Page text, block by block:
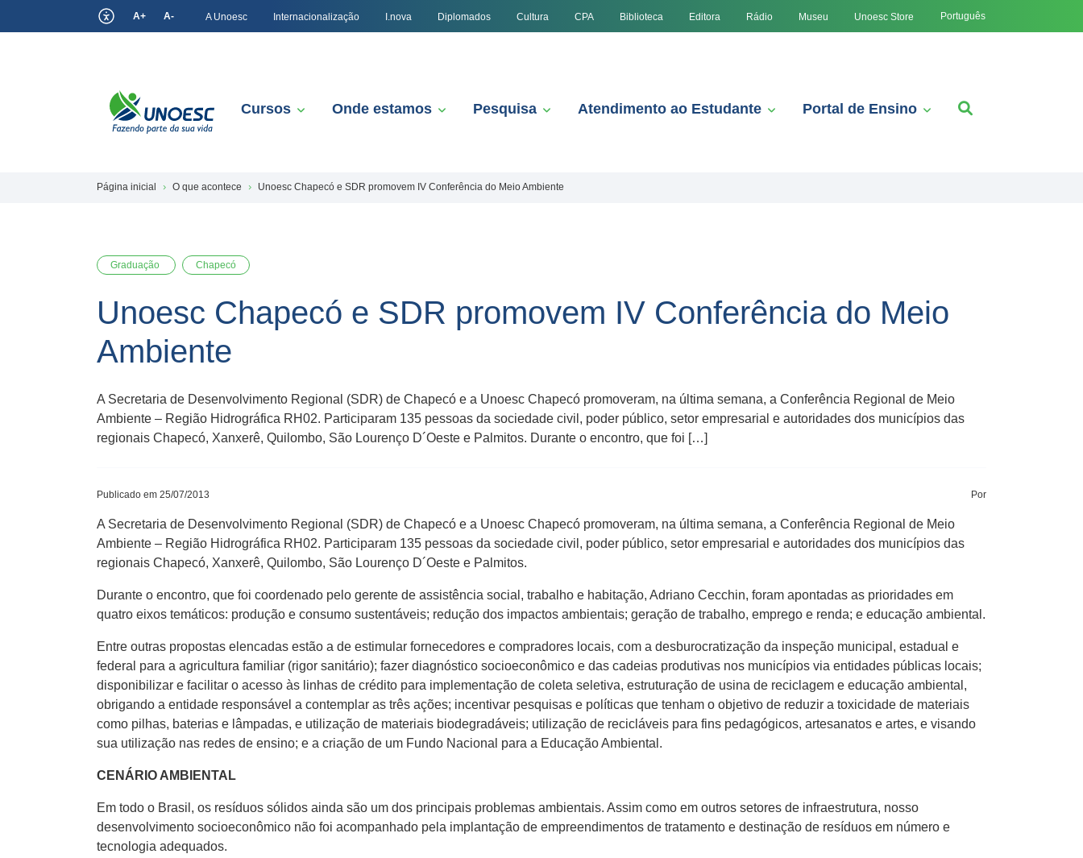
A+ A- A Unoesc Internacionalização I.nova Diplomados Cultura CPA Biblioteca Editora Rádio Museu Unoesc Store Português
Cursos Onde estamos Pesquisa Atendimento ao Estudante Portal de Ensino
Página inicial O que acontece Unoesc Chapecó e SDR promovem IV Conferência do Meio Ambiente
Graduação Chapecó
Unoesc Chapecó e SDR promovem IV Conferência do Meio
Ambiente
A Secretaria de Desenvolvimento Regional (SDR) de Chapecó e a Unoesc Chapecó promoveram, na última semana, a Conferência Regional de Meio
Ambiente – Região Hidrográfica RH02. Participaram 135 pessoas da sociedade civil, poder público, setor empresarial e autoridades dos municípios das
regionais Chapecó, Xanxerê, Quilombo, São Lourenço D´Oeste e Palmitos. Durante o encontro, que foi […]
Publicado em 25/07/2013 Por
A Secretaria de Desenvolvimento Regional (SDR) de Chapecó e a Unoesc Chapecó promoveram, na última semana, a Conferência Regional de Meio
Ambiente – Região Hidrográfica RH02. Participaram 135 pessoas da sociedade civil, poder público, setor empresarial e autoridades dos municípios das
regionais Chapecó, Xanxerê, Quilombo, São Lourenço D´Oeste e Palmitos.
Durante o encontro, que foi coordenado pelo gerente de assistência social, trabalho e habitação, Adriano Cecchin, foram apontadas as prioridades em
quatro eixos temáticos: produção e consumo sustentáveis; redução dos impactos ambientais; geração de trabalho, emprego e renda; e educação ambiental.
Entre outras propostas elencadas estão a de estimular fornecedores e compradores locais, com a desburocratização da inspeção municipal, estadual e
federal para a agricultura familiar (rigor sanitário); fazer diagnóstico socioeconômico e das cadeias produtivas nos municípios via entidades públicas locais;
disponibilizar e facilitar o acesso às linhas de crédito para implementação de coleta seletiva, estruturação de usina de reciclagem e educação ambiental,
obrigando a entidade responsável a contemplar as três ações; incentivar pesquisas e políticas que tenham o objetivo de reduzir a toxicidade de materiais
como pilhas, baterias e lâmpadas, e utilização de materiais biodegradáveis; utilização de recicláveis para fins pedagógicos, artesanatos e artes, e visando
sua utilização nas redes de ensino; e a criação de um Fundo Nacional para a Educação Ambiental.
CENÁRIO AMBIENTAL
Em todo o Brasil, os resíduos sólidos ainda são um dos principais problemas ambientais. Assim como em outros setores de infraestrutura, nosso
desenvolvimento socioeconômico não foi acompanhado pela implantação de empreendimentos de tratamento e destinação de resíduos em número e
tecnologia adequados.